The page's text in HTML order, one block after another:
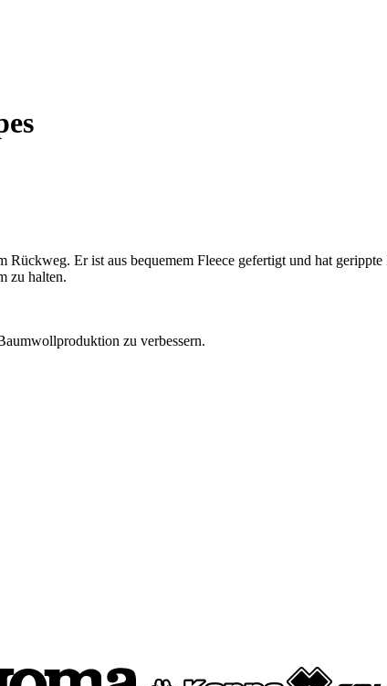
Er ist aus bequemem Fleece gefertigt und hat
zu halten.
zu verbessern.